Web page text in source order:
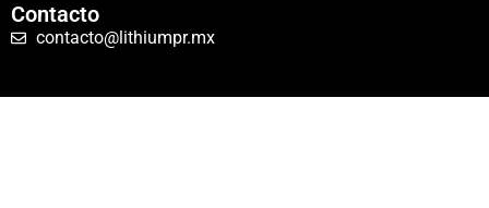
Contacto
contacto@lithiumpr.mx